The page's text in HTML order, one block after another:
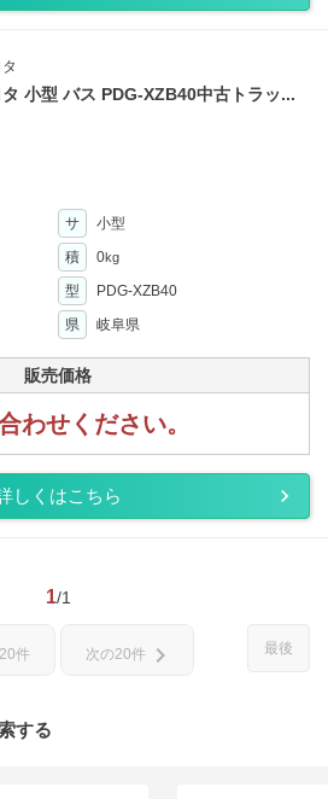
タ 小型 バス PDG-XZB40中古トラッ...
サ
小型
積 0kg
型
PDG-XZB40
県 岐阜県
販売価格
わせください。
しくはこちら
1/1
最後
件 次の20件 chevron_right
する